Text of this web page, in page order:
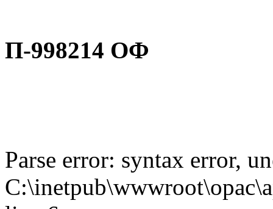
П-998214 ОФ
Parse error: syntax error,